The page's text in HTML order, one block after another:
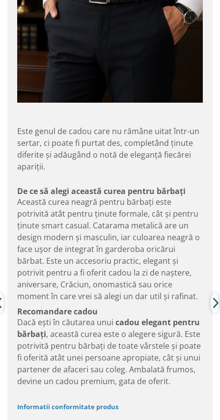
Este genul de cadou care nu rămâne uitat într-un
sertar, ci poate fi purtat des, completând ținute
diferite și adăugând o notă de eleganță fiecărei
apariții.
De ce să alegi această curea pentru bărbați
Această curea neagră pentru bărbați este
potrivită atât pentru ținute formale, cât și pentru
ținute smart casual. Catarama metalică are un
design modern și masculin, iar culoarea neagră o
face ușor de integrat în garderoba oricărui
bărbat. Este un accesoriu practic, elegant și
potrivit pentru a fi oferit cadou la zi de naștere,
aniversare, Crăciun, onomastică sau orice
moment în care vrei să alegi un dar util și rafinat.
Recomandare cadou
Dacă ești în căutarea unui cadou elegant pentru
bărbați, această curea este o alegere sigură. Este
potrivită pentru bărbați de toate vârstele și poate
fi oferită atât unei persoane apropiate, cât și unui
partener de afaceri sau coleg. Ambalată frumos,
devine un cadou premium, gata de oferit.
Informatii conformitate produs